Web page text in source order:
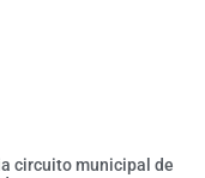
circuito municipal de